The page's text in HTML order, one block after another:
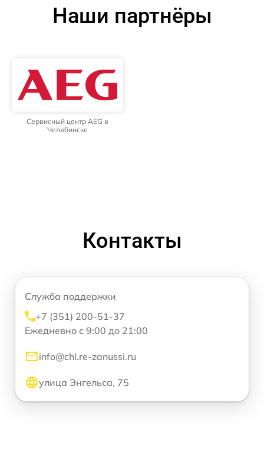
Наши партнёры
Сервисный центр AEG в
Челябинске
Контакты
Служба поддержки
+7 (351) 200-51-37
Ежедневно с 9:00 до 21:00
info@chl.re-zanussi.ru
улица Энгельса, 75